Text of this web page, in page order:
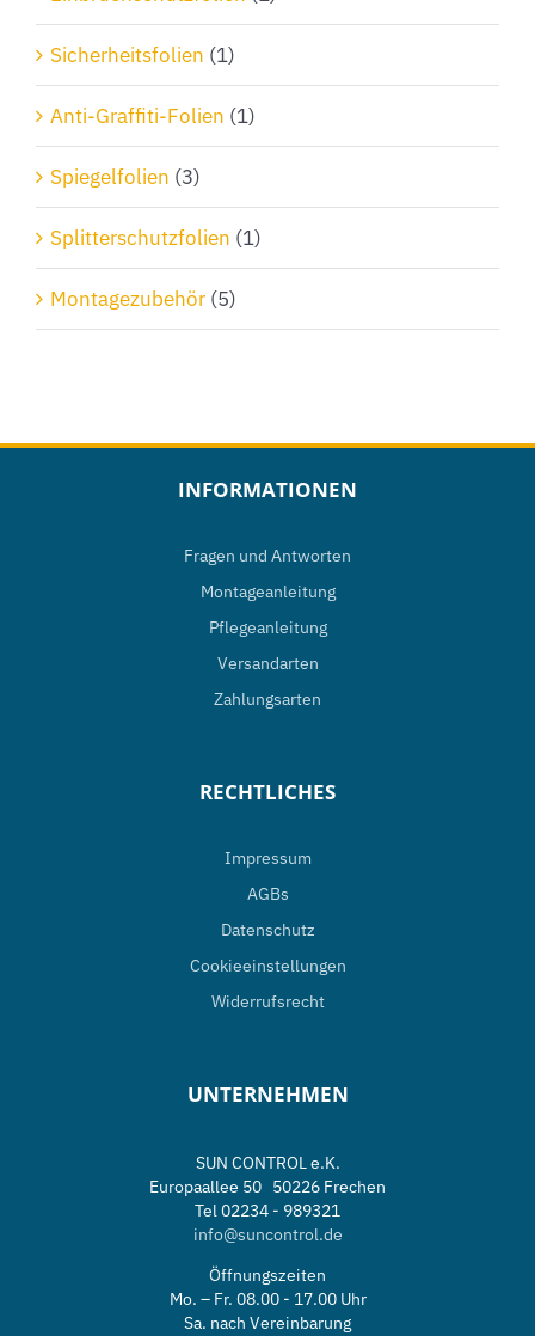
Sicherheitsfolien (1)
Anti-Graffiti-Folien (1)
Spiegelfolien (3)
Splitterschutzfolien (1)
Montagezubehör (5)
INFORMATIONEN
Fragen und Antworten
Montageanleitung
Pflegeanleitung
Versandarten
Zahlungsarten
RECHTLICHES
Impressum
AGBs
Datenschutz
Cookieeinstellungen
Widerrufsrecht
UNTERNEHMEN
SUN CONTROL e.K.
Europaallee 50 50226 Frechen
Tel 02234 - 989321
info@suncontrol.de
Öffnungszeiten
Mo. – Fr. 08.00 - 17.00 Uhr
Sa. nach Vereinbarung